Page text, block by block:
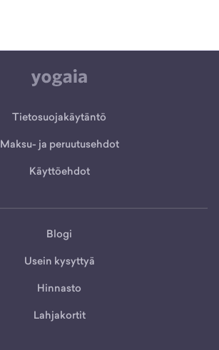
Tietosuojakäytäntö
Maksu- ja peruutusehdot
Käyttöehdot
Blogi
Usein kysyttyä
Hinnasto
Lahjakortit